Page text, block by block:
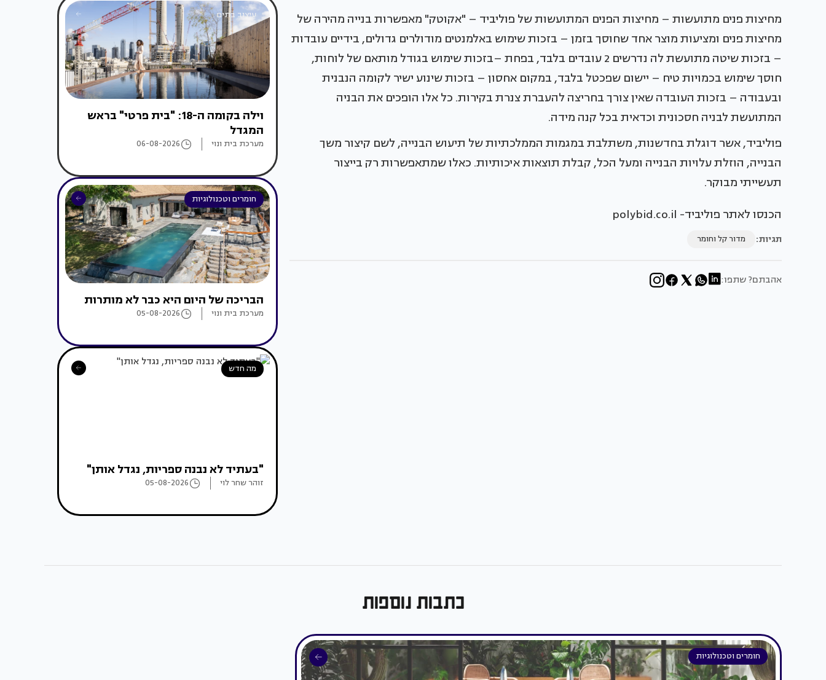
מחיצות פנים מתועשות – מחיצות הפנים המתועשות של פוליביד – "אקוטק" מאפשרות בנייה מהירה של
מחיצות פנים ומציעות מוצר אחד שחוסך בזמן – בזכות שימוש באלמנטים מודולרים גדולים, בידיים עובדות
– בזכות שיטה מתועשת לה נדרשים 2 עובדים בלבד, בפחת –בזכות שימוש בגודל מותאם של לוחות,
חוסך שימוש בכמויות טיח – יישום שפכטל בלבד, במקום אחסון – בזכות שינוע ישיר לקומה הנבנית
ובעבודה – בזכות העובדה שאין צורך בחריצה להעברת צנרת בקירות. כל אלו הופכים את הבניה
המתועשת לבניה חסכונית וכדאית בכל קנה מידה.
פוליביד, אשר דוגלת בחדשנות, משתלבת במגמות הממלכתיות של תיעוש הבנייה, לשם קיצור משך
הבנייה, הוזלת עלויות הבנייה ומעל הכל, קבלת תוצאות איכותיות. כאלו שמתאפשרות רק בייצור
תעשייתי מבוקר.
הכנסו לאתר פוליביד- polybid.co.il
תגיות: מדור קל וחומר
אהבתם? שתפו:
עיצוב בתים
וילה בקומה ה-18: "בית פרטי" בראש
המגדל
מערכת בית ונוי 06-08-2026
חומרים וטכנולוגיות
הבריכה של היום היא כבר לא מותרות
מערכת בית ונוי 05-08-2026
מה חדש
"בעתיד לא נבנה ספריות, נגדל אותן"
זוהר שחר לוי 05-08-2026
כתבות נוספות
חומרים וטכנולוגיות